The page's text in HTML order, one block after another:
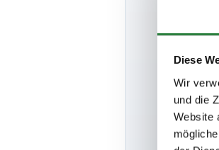
Diese
Wir
und die
Website